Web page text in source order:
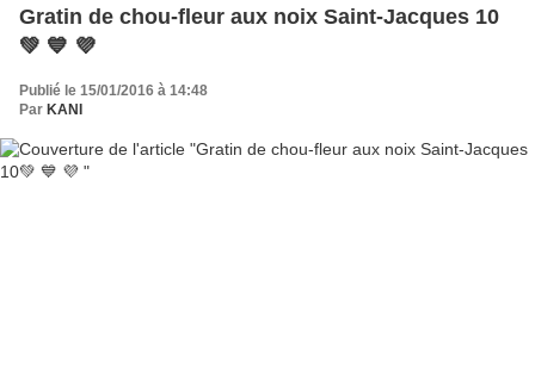
Gratin de chou-fleur aux noix Saint-Jacques 10
💚 💙 💜
Publié le 15/01/2016 à 14:48
Par KANI